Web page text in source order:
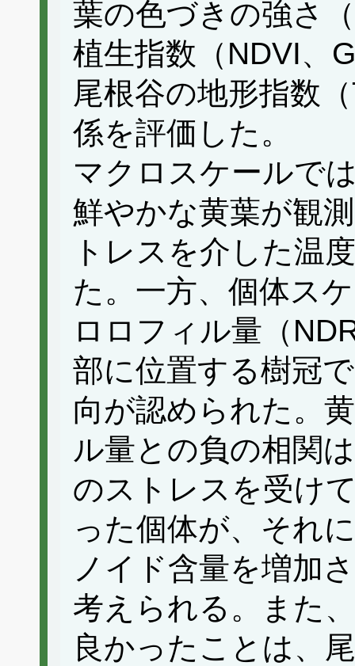
葉の色づきの強さ
植生指数（NDVI、
尾根谷の地形指数
係を評価した。
マクロスケールで
鮮やかな黄葉が観
トレスを介した温
た。一方、個体ス
ロロフィル量（
部に位置する樹冠
向が認められた。
ル量との負の相関
のストレスを受け
った個体が、それ
ノイド含量を増加
考えられる。また
良かったことは、